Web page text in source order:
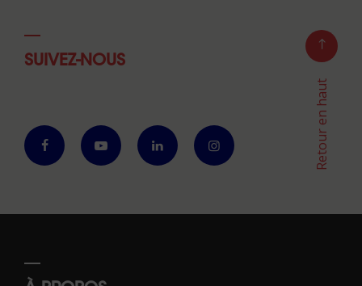
SUIVEZ-NOUS
Retour en haut